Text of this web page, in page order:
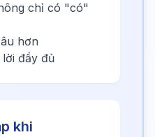
chỉ có "có"
hơn
đầy đủ
khi